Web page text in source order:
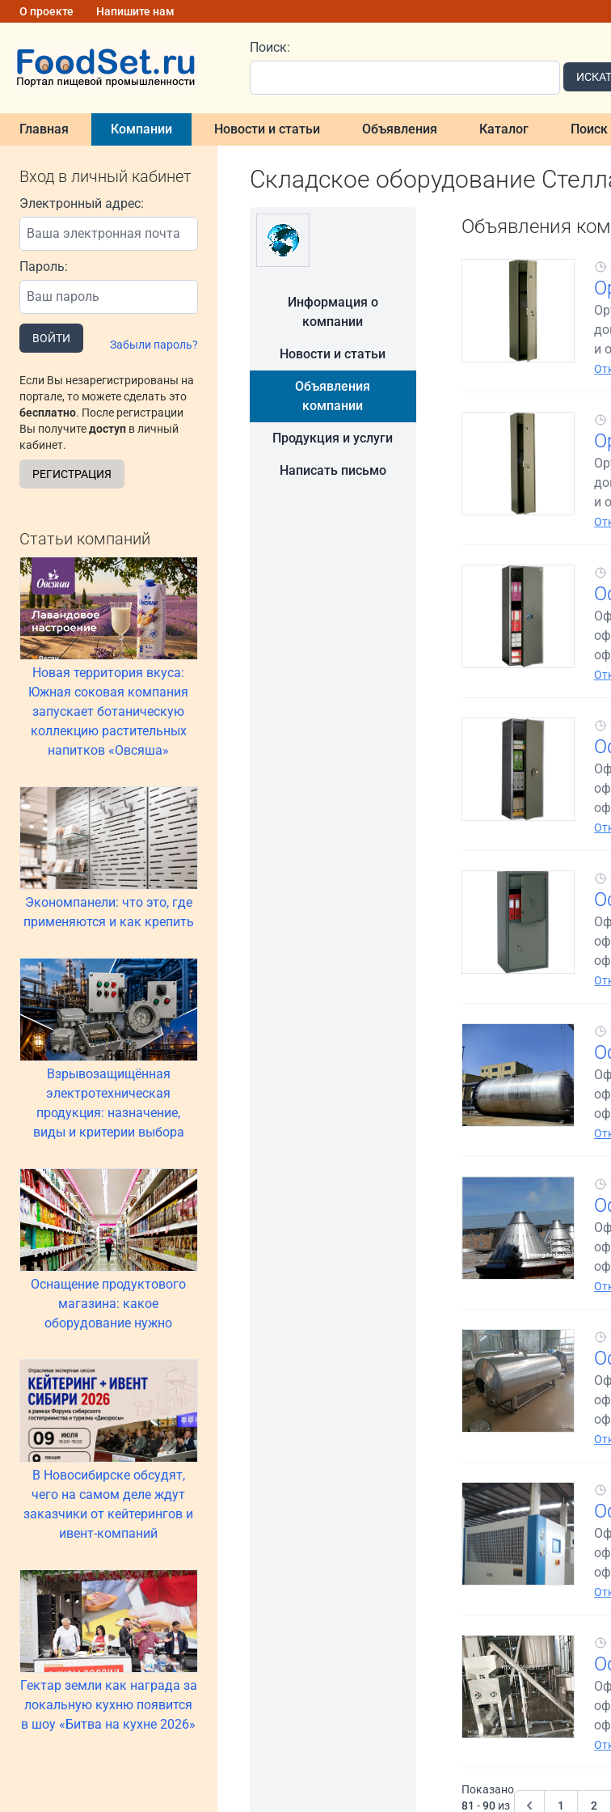
О проекте Напишите нам
Поиск:
Главная Компании Новости и статьи Объявления Каталог Поиск
Вход в личный кабинет
Электронный адрес:
Пароль:
ВОЙТИ Забыли пароль?
Если Вы незарегистрированы на
портале, то можете сделать это
бесплатно. После регистрации
Вы получитедоступ в личный
кабинет.
РЕГИСТРАЦИЯ
Статьи компаний
Новая территория вкуса:
Южная соковая компания
запускает ботаническую
коллекцию растительных
напитков «Овсяша»
Экономпанели: что это, где
применяются и как крепить
Взрывозащищённая
электротехническая
продукция: назначение,
виды и критерии выбора
Оснащение продуктового
магазина: какое
оборудование нужно
В Новосибирске обсудят,
чего на самом деле ждут
заказчики от кейтерингов и
ивент-компаний
Гектар земли как награда за
локальную кухню появится
в шоу «Битва на кухне 2026»
Складское оборудование
Информация о
компании
Новости и статьи
Объявления
компании
Продукция и услуги
Написать письмо
Объявления
и
и
Показано
81 -90из 1 2